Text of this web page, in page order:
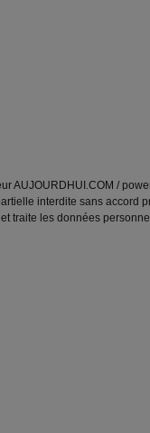
AUJOURDHUI.COM /
interdite sans accord
traite les données